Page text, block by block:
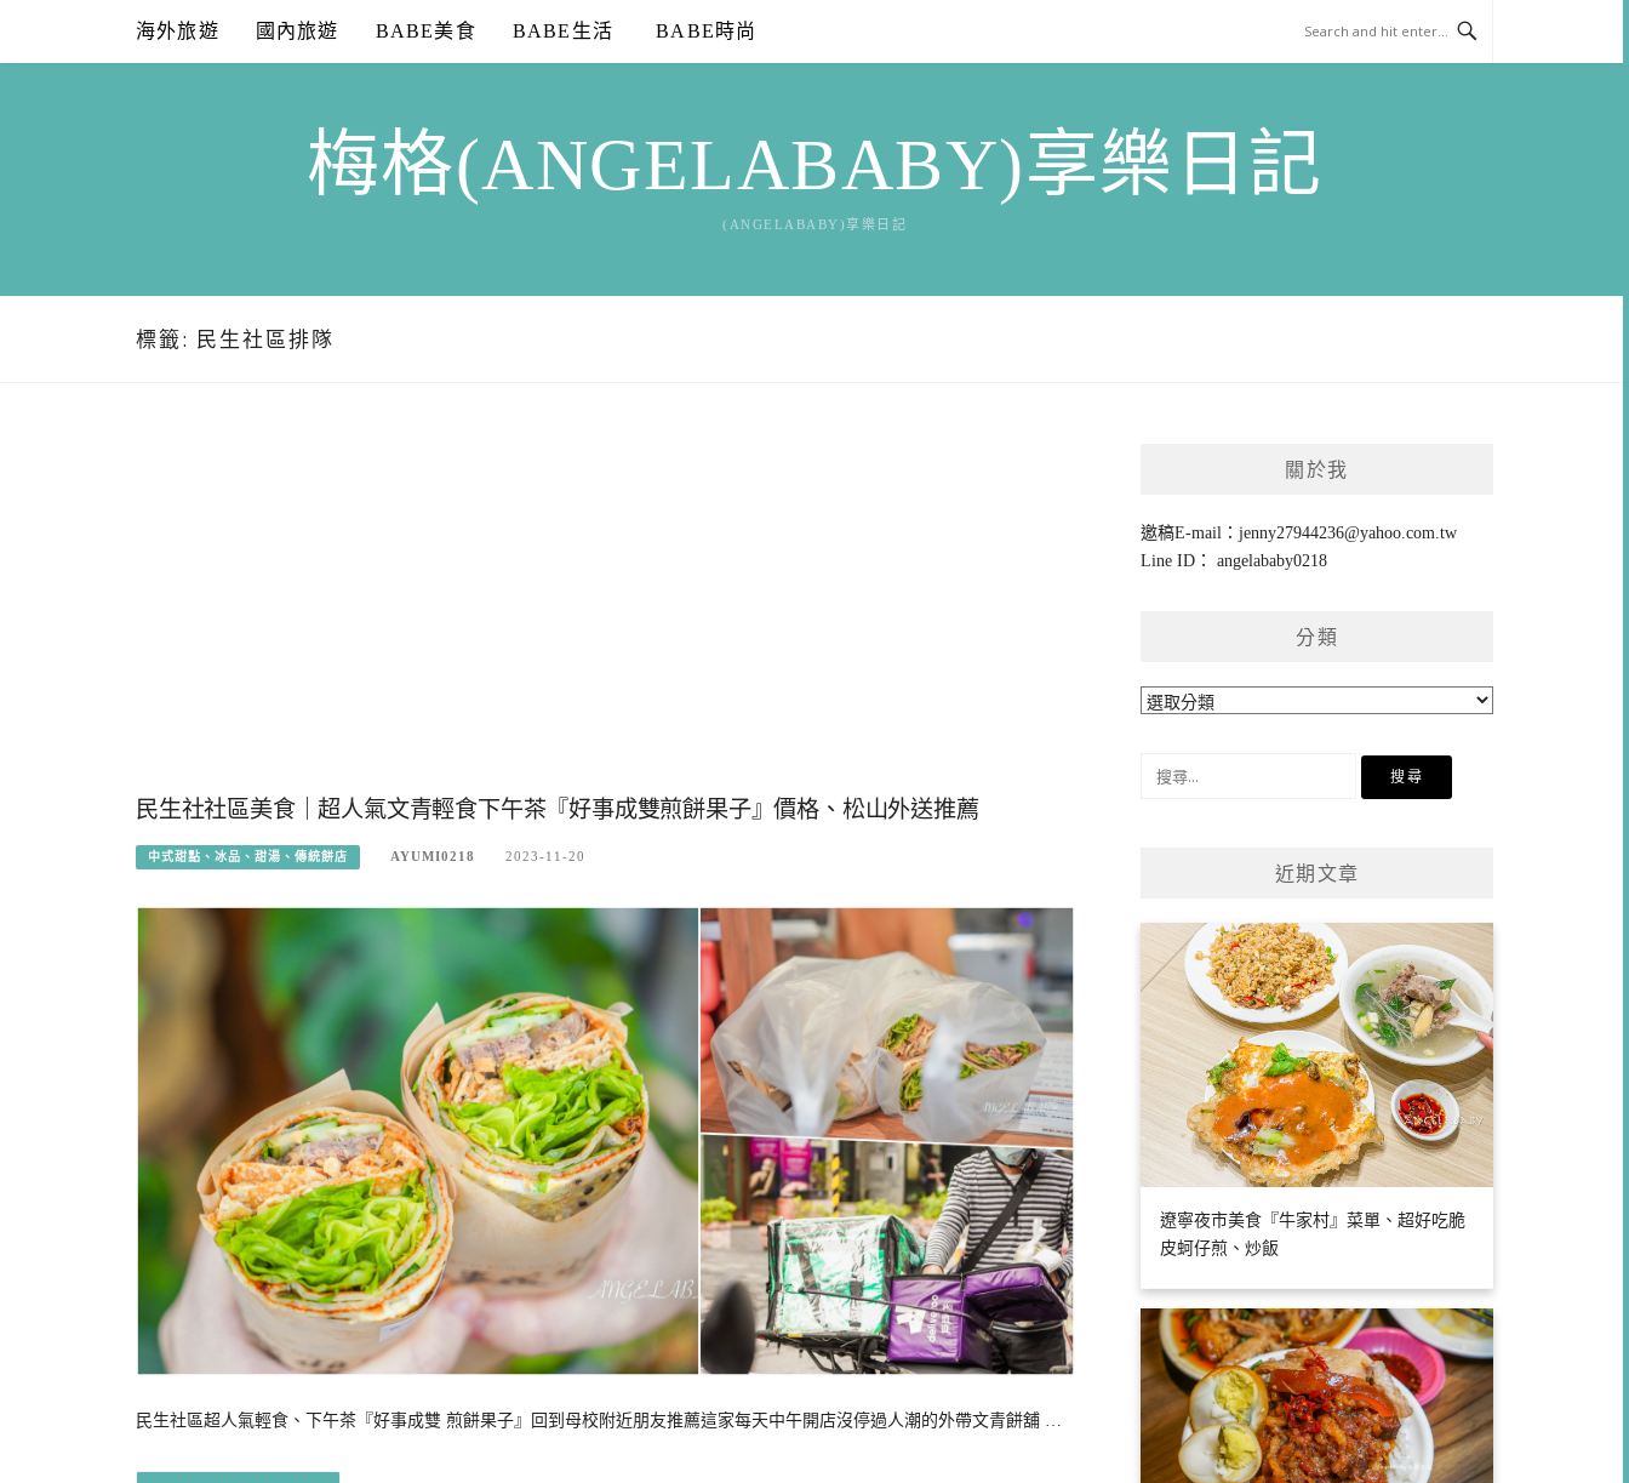
content
海外旅遊 國內旅遊 BABE美食 BABE生活 BABE時尚
梅格(ANGELABABY)享樂日記
(ANGELABABY)享樂日記
標籤: 民生社區排隊
民生社社區美食｜超人氣文青輕食下午茶『好事成雙煎餅果子』價格、松山外送推薦
中式甜點、冰品、甜湯、傳統餅店 AYUMI0218 2023-11-20
民生社區超人氣輕食、下午茶『好事成雙 煎餅果子』回到母校附近朋友推薦這家每天中午開店沒停過人潮的外帶文青餅舖 …
關於我
邀稿E-mail：jenny27944236@yahoo.com.tw
Line ID： angelababy0218
分類
分
近期文章
遼寧夜市美食『牛家村』菜單、超好吃脆
皮蚵仔煎、炒飯